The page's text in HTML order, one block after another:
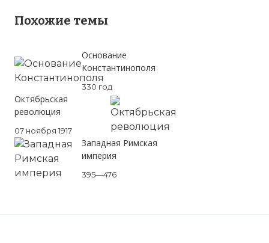
Похожие темы
Основание
Константинополя
330 год
Октябрьская
революция
07 ноября 1917
Западная Римская
империя
395—476